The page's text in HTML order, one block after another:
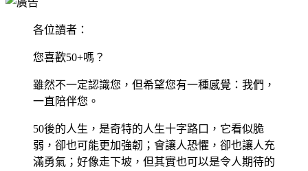
各位讀者：
您喜歡50+嗎？
雖然不一定認識您，但希望您有一種感覺：我們，
一直陪伴您。
50後的人生，是奇特的人生十字路口，它看似脆
弱，卻也可能更加強韌；會讓人恐懼，卻也讓人充
滿勇氣；好像走下坡，但其實也可以是令人期待的